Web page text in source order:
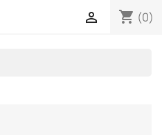
shopping_cart (0)
